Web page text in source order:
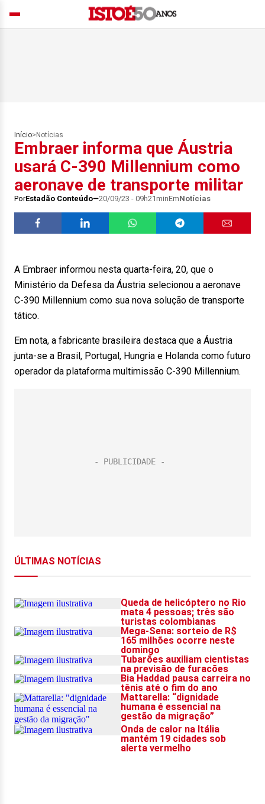
Início> Notícias
Embraer informa que Áustria
usará C-390 Millennium como
aeronave de transporte militar
PorEstadão Conteúdo 20/09/23 - 09h21minEmNotícias
A Embraer informou nesta quarta-feira, 20, que o
Ministério da Defesa da Áustria selecionou a aeronave
C-390 Millennium como sua nova solução de transporte
tático.
Em nota, a fabricante brasileira destaca que a Áustria
junta-se a Brasil, Portugal, Hungria e Holanda como futuro
operador da plataforma multimissão C-390 Millennium.